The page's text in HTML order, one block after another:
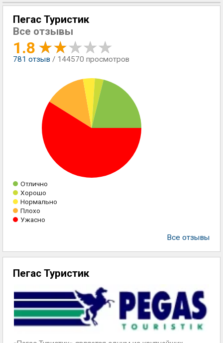
Пегас Туристик
Все отзывы
1.8
781 отзыв / 144570 просмотров
Отлично
Хорошо
Нормально
Плохо
Ужасно
Все отзывы
Пегас Туристик